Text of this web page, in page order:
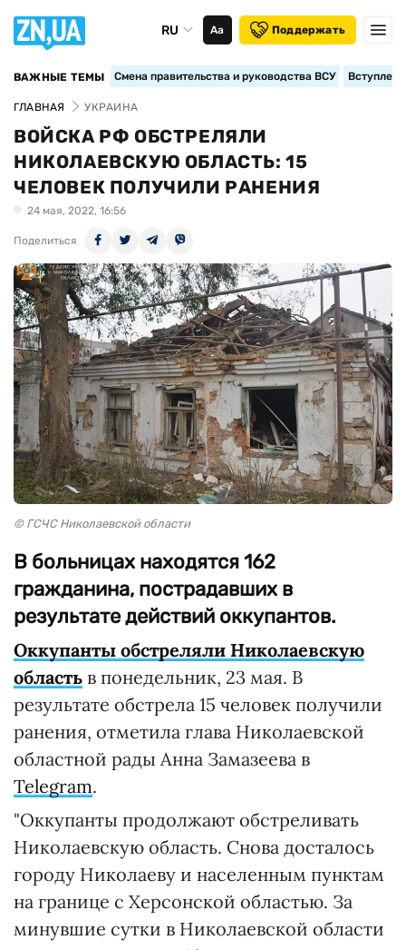
RU Аа Поддержать
ВАЖНЫЕ ТЕМЫ Смена правительства и руководства ВСУ
ГЛАВНАЯ УКРАИНА
ВОЙСКА РФ ОБСТРЕЛЯЛИ
НИКОЛАЕВСКУЮ ОБЛАСТЬ: 15
ЧЕЛОВЕК ПОЛУЧИЛИ РАНЕНИЯ
24 мая, 2022, 16:56
Поделиться
© ГСЧС Николаевской области
В больницах находятся 162
гражданина, пострадавших в
результате действий оккупантов.
Оккупанты обстреляли Николаевскую
область в понедельник, 23 мая. В
результате обстрела 15 человек получили
ранения, отметила глава Николаевской
областной рады Анна Замазеева в
Telegram.
"Оккупанты продолжают обстреливать
Николаевскую область. Снова досталось
городу Николаеву и населенным пунктам
на границе с Херсонской областью. За
минувшие сутки в Николаевской области